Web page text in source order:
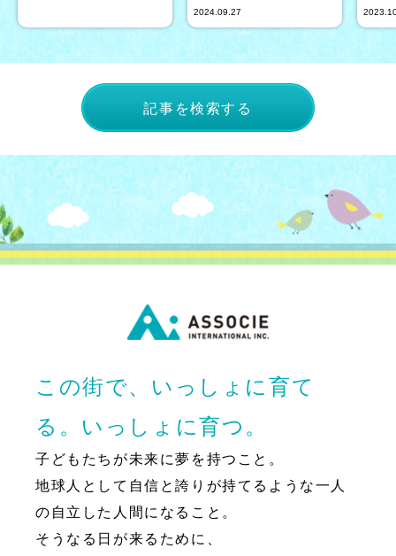
2024.09.27
記事を検索する
この街で、いっしょに育て
る。いっしょに育つ。
子どもたちが未来に夢を持つこと。
地球人として自信と誇りが持てるような一人
の自立した人間になること。
そうなる日が来るために、